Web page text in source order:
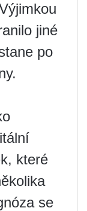
jiné
po
které
se